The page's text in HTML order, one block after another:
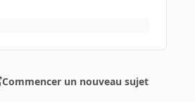
Commencer un nouveau sujet